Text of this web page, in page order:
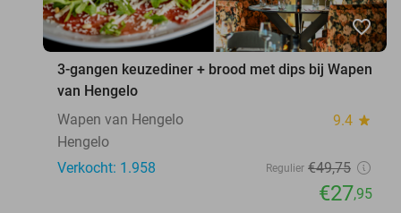
favorite_border
3-gangen keuzediner + brood met dips bij Wapen
van Hengelo
Wapen van Hengelo
9.4 star
Hengelo
Verkocht: 1.958
Regulier €49,75
€27,95